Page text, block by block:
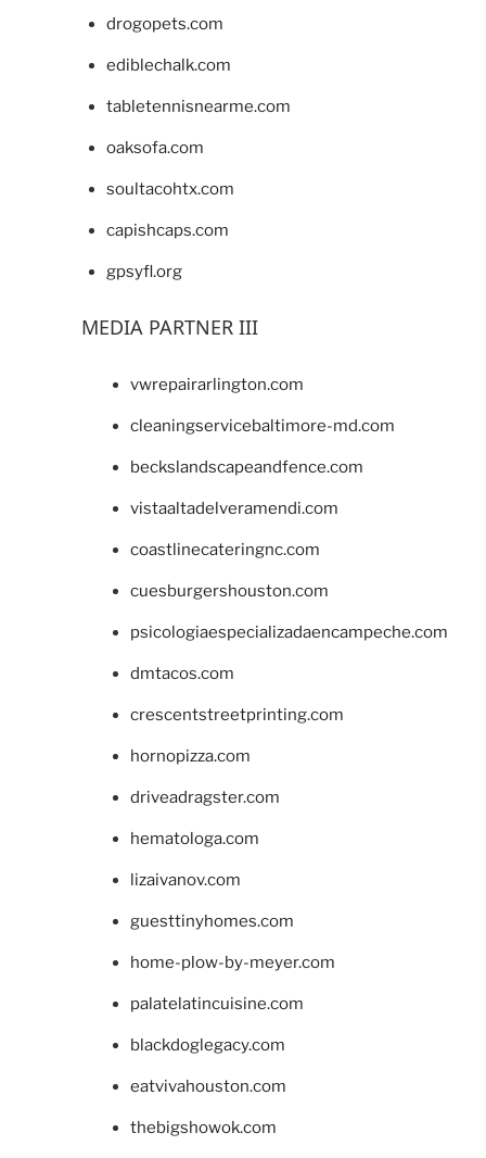
drogopets.com
ediblechalk.com
tabletennisnearme.com
oaksofa.com
soultacohtx.com
capishcaps.com
gpsyfl.org
MEDIA PARTNER III
vwrepairarlington.com
cleaningservicebaltimore-md.com
beckslandscapeandfence.com
vistaaltadelveramendi.com
coastlinecateringnc.com
cuesburgershouston.com
psicologiaespecializadaencampeche.com
dmtacos.com
crescentstreetprinting.com
hornopizza.com
driveadragster.com
hematologa.com
lizaivanov.com
guesttinyhomes.com
home-plow-by-meyer.com
palatelatincuisine.com
blackdoglegacy.com
eatvivahouston.com
thebigshowok.com